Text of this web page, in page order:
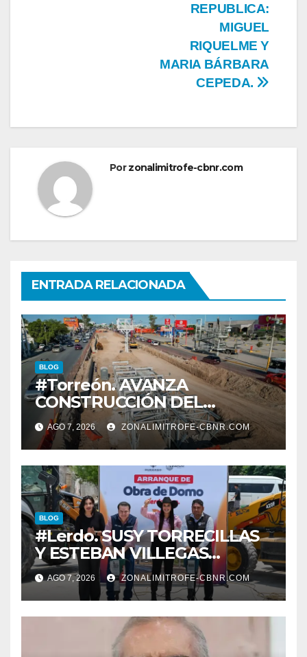
REPUBLICA:
MIGUEL
RIQUELME Y
MARIA BÁRBARA
CEPEDA.
Porzonalimitrofe-cbnr.com
ENTRADA RELACIONADA
BLOG
#Torreón. AVANZA
CONSTRUCCIÓN DEL
SISTEMA VIAL ORIENTE,
SOBRE BULEVAR
REVOLUCIÓN
AGO 7, 2026 ZONALIMITROFE-CBNR.COM
BLOG
#Lerdo. SUSY TORRECILLAS
Y ESTEBAN VILLEGAS
ENTREGAN TÍTULOS DE
PROPIEDAD A FAMILIAS
LERDENSES Y DAN
ARRANQUE A LA
CONSTRUCCIÓN DE DOMO
AGO 7, 2026 ZONALIMITROFE-CBNR.COM